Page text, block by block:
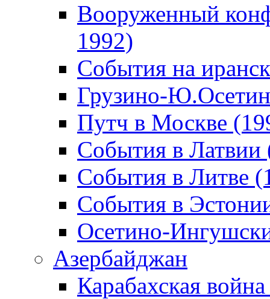
Вооруженный
1992)
События на
Грузино-
Путч в Москве
События в Латвии
События в Литве
События в
Осетино-
Азербайджан
Карабахская